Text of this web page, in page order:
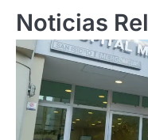
Noticias